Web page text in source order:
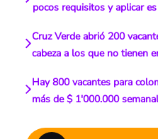
pocos requisitos y aplicar
Cruz Verde abrió 200
cabeza a los que no tienen
Hay 800 vacantes para
más de $ 1'000.000